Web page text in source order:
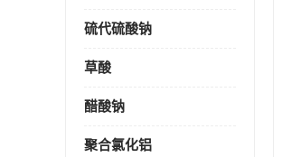
硫代硫酸钠
草酸
醋酸钠
聚合氯化铝